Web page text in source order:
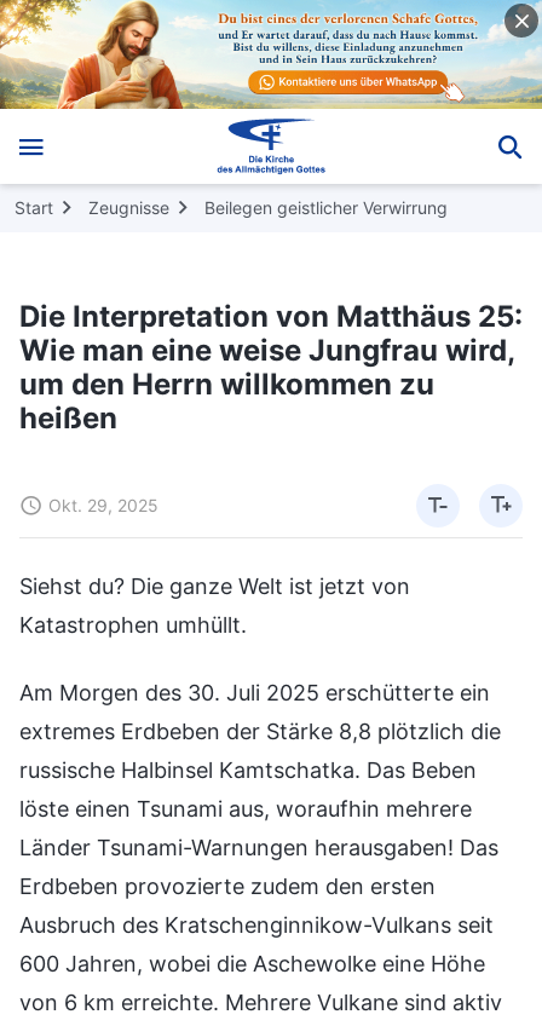
Start Zeugnisse Beilegen geistlicher Verwirrung
Die Interpretation von Matthäus 25:
Wie man eine weise Jungfrau wird,
um den Herrn willkommen zu
heißen
Okt. 29, 2025
Siehst du? Die ganze Welt ist jetzt von
Katastrophen umhüllt.
Am Morgen des 30. Juli 2025 erschütterte ein
extremes Erdbeben der Stärke 8,8 plötzlich die
russische Halbinsel Kamtschatka. Das Beben
löste einen Tsunami aus, woraufhin mehrere
Länder Tsunami-Warnungen herausgaben! Das
Erdbeben provozierte zudem den ersten
Ausbruch des Kratschenginnikow-Vulkans seit
600 Jahren, wobei die Aschewolke eine Höhe
von 6 km erreichte. Mehrere Vulkane sind aktiv